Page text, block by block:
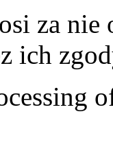
za
ich